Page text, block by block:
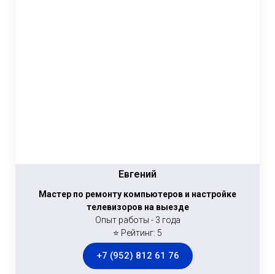
Евгений
Мастер по ремонту компьютеров и настройке
телевизоров на выезде
Опыт работы - 3 года
⭐ Рейтинг: 5
+7 (952) 812 61 76